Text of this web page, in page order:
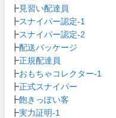
┣ 見習い配達員
┣スナイパー認定-1
┣スナイパー認定-2
┣配送パッケージ
┣正規配達員
┣おもちゃコレクター-1
┣正式スナイパー
┣飽きっぽい客
┣実力証明-1